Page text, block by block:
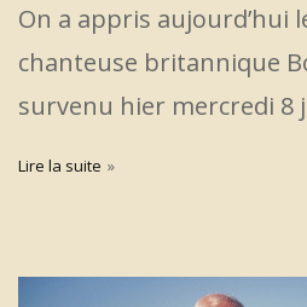
On a appris aujourd’hui
chanteuse britannique
survenu hier mercredi 8
Lire la suite